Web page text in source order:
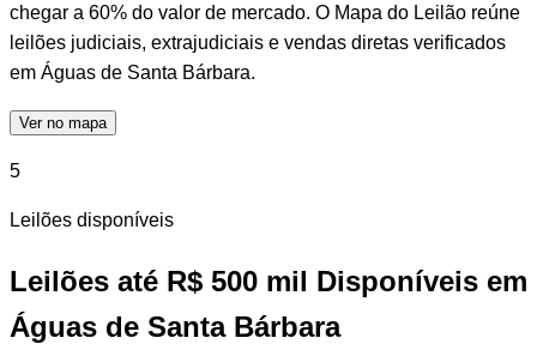
chegar a 60% do valor de mercado. O Mapa do Leilão reúne
leilões judiciais, extrajudiciais e vendas diretas verificados
em Águas de Santa Bárbara.
Ver no mapa
5
Leilões disponíveis
Leilões até R$ 500 mil Disponíveis em
Águas de Santa Bárbara